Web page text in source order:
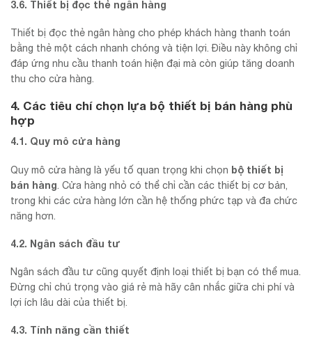
3.6. Thiết bị đọc thẻ ngân hàng
Thiết bị đọc thẻ ngân hàng cho phép khách hàng thanh toán
bằng thẻ một cách nhanh chóng và tiện lợi. Điều này không chỉ
đáp ứng nhu cầu thanh toán hiện đại mà còn giúp tăng doanh
thu cho cửa hàng.
4. Các tiêu chí chọn lựa bộ thiết bị bán hàng phù
hợp
4.1. Quy mô cửa hàng
Quy mô cửa hàng là yếu tố quan trọng khi chọn bộ thiết bị
bán hàng . Cửa hàng nhỏ có thể chỉ cần các thiết bị cơ bản,
trong khi các cửa hàng lớn cần hệ thống phức tạp và đa chức
năng hơn.
4.2. Ngân sách đầu tư
Ngân sách đầu tư cũng quyết định loại thiết bị bạn có thể mua.
Đừng chỉ chú trọng vào giá rẻ mà hãy cân nhắc giữa chi phí và
lợi ích lâu dài của thiết bị.
4.3. Tính năng cần thiết